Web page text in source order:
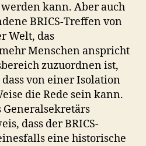
kann. Aber auch
BRICS-Treffen von
Welt, das
Menschen anspricht
zuzuordnen ist,
von einer Isolation
die Rede sein kann.
dass der BRICS-
eine historische